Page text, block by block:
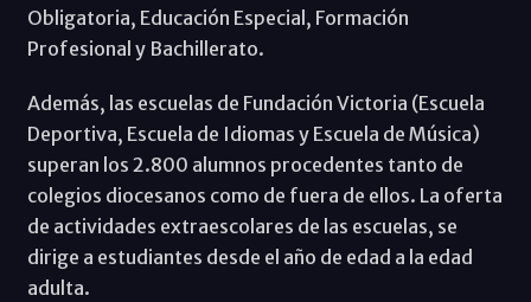
Obligatoria, Educación Especial, Formación
Profesional y Bachillerato.
Además, las escuelas de Fundación Victoria (Escuela
Deportiva, Escuela de Idiomas y Escuela de Música)
superan los 2.800 alumnos procedentes tanto de
colegios diocesanos como de fuera de ellos. La oferta
de actividades extraescolares de las escuelas, se
dirige a estudiantes desde el año de edad a la edad
adulta.